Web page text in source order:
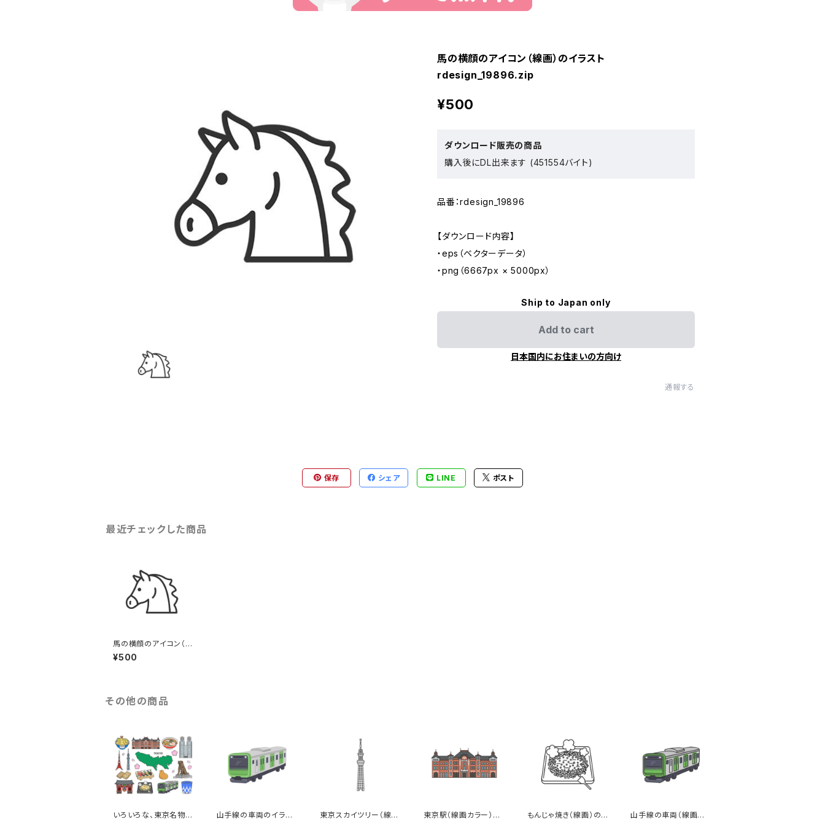
馬の横顔のアイコン（線画）のイラスト
rdesign_19896.zip
¥500
ダウンロード販売の商品
購入後にDL出来ます (451554バイト)
品番：rdesign_19896
【ダウンロード内容】
・eps（ベクターデータ）
・png（6667px × 5000px）
Ship to Japan only
Add to cart
日本国内にお住まいの方向け
通報する
保存 シェア LINE ポスト
最近チェックした商品
馬の横顔のアイコン（線
画）のイラスト
¥500
その他の商品
いろいろな、東京名物
山手線の車両のイラス
東京スカイツリー（線
東京駅（線画カラー）の
もんじゃ焼き（線画）のイ
山手線の車両（線画カラ